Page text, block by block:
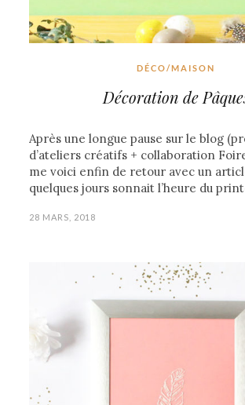
DÉCO/MAISON
Décoration de
Après une longue pause sur le blog
d’ateliers créatifs + collaboration
me voici enfin de retour avec un
quelques jours sonnait l’heure du
28 MARS, 2018